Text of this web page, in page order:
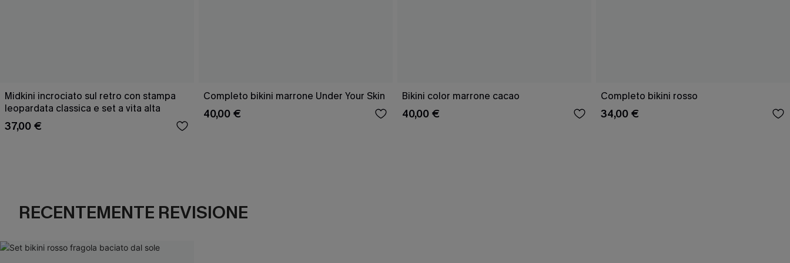
Midkini incrociato sul retro con stampa
leopardata classica e set a vita alta
37,00 €
Completo bikini marrone Under Your Skin
40,00 €
Bikini color marrone cacao
40,00 €
Completo bikini rosso
34,00 €
RECENTEMENTE REVISIONE